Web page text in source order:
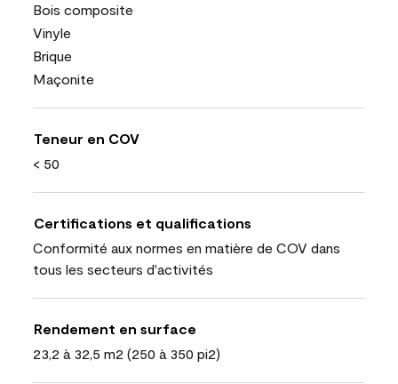
Bois composite
Vinyle
Brique
Maçonite
Teneur en COV
< 50
Certifications et qualifications
Conformité aux normes en matière de COV dans
tous les secteurs d'activités
Rendement en surface
23,2 à 32,5 m2 (250 à 350 pi2)